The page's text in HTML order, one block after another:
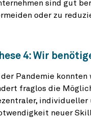
sind gut
oder zu
4: Wir
der Pandemie
fraglos die
individueller
neuer